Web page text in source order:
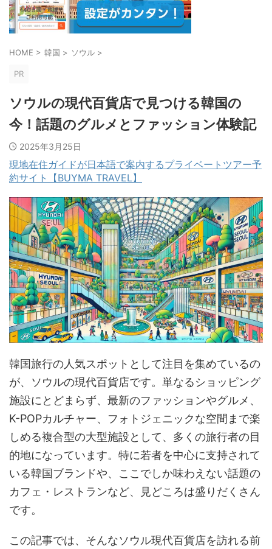
HOME > 韓国 > ソウル >
PR
ソウルの現代百貨店で見つける韓国の
今！話題のグルメとファッション体験記
2025年3月25日
現地在住ガイドが日本語で案内するプライベートツアー予
約サイト【BUYMA TRAVEL】
韓国旅行の人気スポットとして注目を集めているの
が、ソウルの現代百貨店です。単なるショッピング
施設にとどまらず、最新のファッションやグルメ、
K-POPカルチャー、フォトジェニックな空間まで楽
しめる複合型の大型施設として、多くの旅行者の目
的地になっています。特に若者を中心に支持されて
いる韓国ブランドや、ここでしか味わえない話題の
カフェ・レストランなど、見どころは盛りだくさん
です。
この記事では、そんなソウル現代百貨店を訪れる前